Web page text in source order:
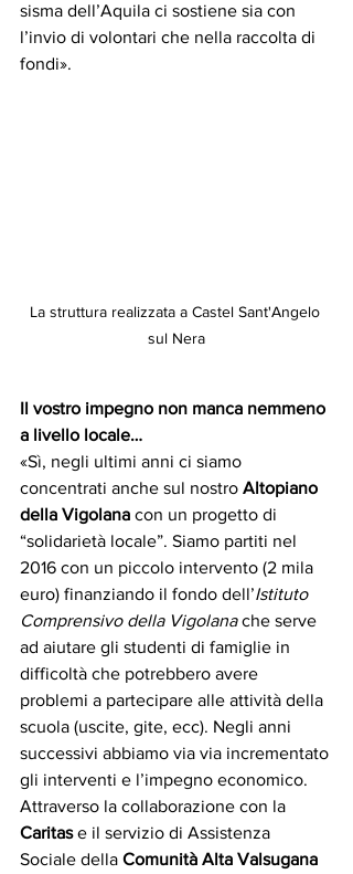
sisma dell’Aquila ci sostiene sia con
l’invio di volontari che nella raccolta di
fondi».
La struttura realizzata a Castel Sant'Angelo
sul Nera
Il vostro impegno non manca nemmeno
a livello locale…
«Sì, negli ultimi anni ci siamo
concentrati anche sul nostro Altopiano
della Vigolana con un progetto di
“solidarietà locale”. Siamo partiti nel
2016 con un piccolo intervento (2 mila
euro) finanziando il fondo dell’Istituto
Comprensivo della Vigolana che serve
ad aiutare gli studenti di famiglie in
difficoltà che potrebbero avere
problemi a partecipare alle attività della
scuola (uscite, gite, ecc). Negli anni
successivi abbiamo via via incrementato
gli interventi e l’impegno economico.
Attraverso la collaborazione con la
Caritas e il servizio di Assistenza
Sociale della Comunità Alta Valsugana